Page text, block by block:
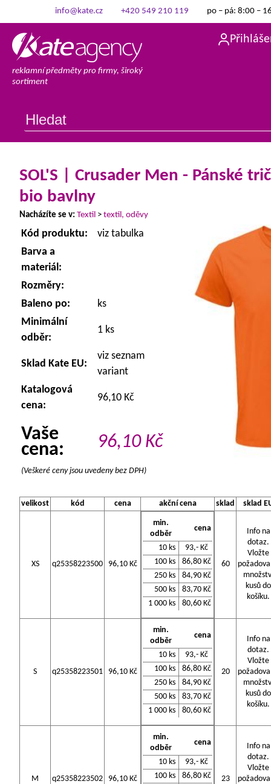
info@kate.cz +420 549 210 119 po – pá: 8:00 –
reklamní předměty pro firmy, široký
sortiment
SOL'S | Crusader Men - Pánské
bio bavlny
Nacházíte se v: Textil > textil, oděvy
Kód produktu:
viz tabulka
Barva a
materiál:
Rozměry:
Baleno po:
ks
Minimální
odběr:
1 ks
Sklad Kate EU:
viz seznam
variant
Katalogová
cena:
96,10 Kč
Vaše
cena:
96,10 Kč
(Veškeré ceny jsou uvedeny bez DPH)
velikost kód cena akční cena sklad sklad
XS q25358223500 96,10 Kč
min.
odběr
cena
10 ks
93,- Kč
100 ks
86,80 Kč
250 ks
84,90 Kč
500 ks
83,70 Kč
1 000 ks
80,60 Kč
60
Info na
dotaz.
Vložte
kusů do
košíku.
S q25358223501 96,10 Kč
min.
odběr
cena
10 ks
93,- Kč
100 ks
86,80 Kč
250 ks
84,90 Kč
500 ks
83,70 Kč
1 000 ks
80,60 Kč
20
Info na
dotaz.
Vložte
kusů do
košíku.
M q25358223502 96,10 Kč
min.
odběr
cena
10 ks
93,- Kč
100 ks
86,80 Kč
23
Info na
dotaz.
Vložte